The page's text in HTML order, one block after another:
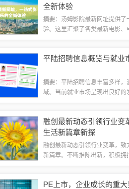
全新体验
摘要：汤姆影院最新网址提供了
验。这里汇聚了各类最新电影、
站式服务让观影更加便捷，成为
平陆招聘信息概览与就业
摘要：平陆招聘信息丰富多样，
域。当前就业市场呈现出良好的
帮助了解当前就业市场状况和寻
融创最新动态引领行业变
生活新篇章新探
融创最新动态引领行业变革，致
新篇章。不断推陈出新，积极拥
力为人们的生活创造更多价值，
PE上市，企业成长的重